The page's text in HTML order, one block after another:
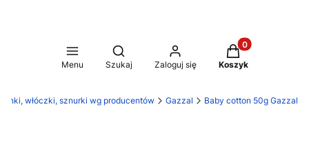
Menu
Otwórz wyszukiwarkę
Szukaj Zaloguj się
Produkty w
Koszyk
włóczki, sznurki wg producentów Gazzal Baby cotton 50g Gazzal